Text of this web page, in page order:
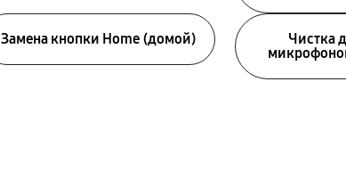
Замена кнопки Home (домой)
Чистка